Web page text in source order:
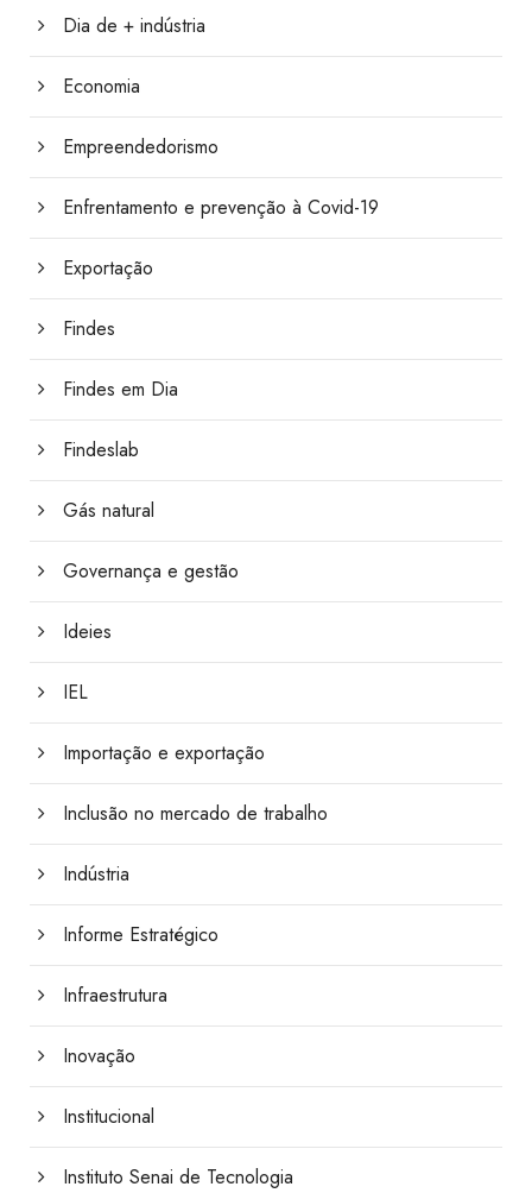
Dia de + indústria
Economia
Empreendedorismo
Enfrentamento e prevenção à Covid-19
Exportação
Findes
Findes em Dia
Findeslab
Gás natural
Governança e gestão
Ideies
IEL
Importação e exportação
Inclusão no mercado de trabalho
Indústria
Informe Estratégico
Infraestrutura
Inovação
Institucional
Instituto Senai de Tecnologia